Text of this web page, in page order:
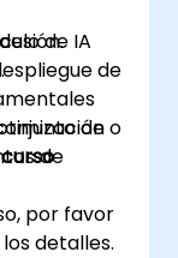
de IA
o
de
de
de
por favor
detalles.